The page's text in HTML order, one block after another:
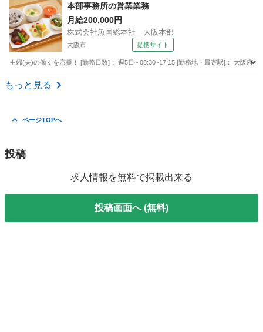
本部事務所の営業業務
月給200,000円
株式会社魚国総本社 大阪本部
大阪市 提携サイト
主婦(夫)の働くを応援！ [勤務日数]： 週5日~ 08:30~17:15 [勤務地・最寄駅]： 大阪府
大阪 大阪市
もっと見る
ページTOPへ
投稿
求人情報を無料で掲載出来る
投稿画面へ (無料)